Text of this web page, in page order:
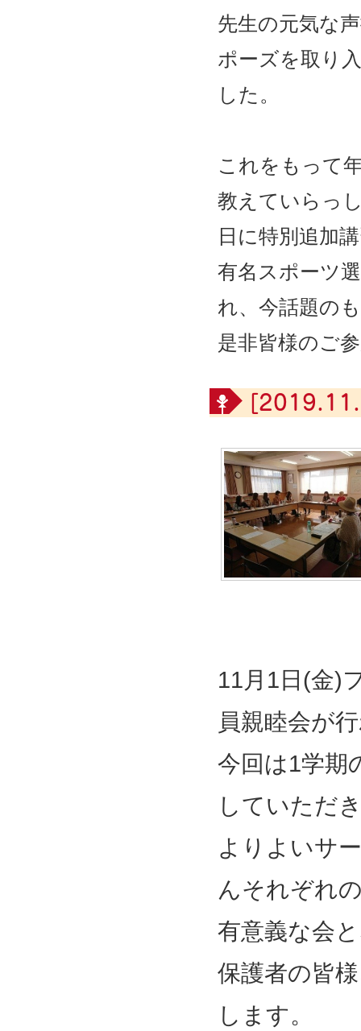
先生の元気な
ポーズを取り
した。
これをもって
教えていらっ
日に特別追加
有名スポーツ
れ、今話題の
是非皆様のご
11月 1日(金)
員親睦会が
今回は1学期
していただ
よりよいサ
んそれぞれ
有意義な会
保護者の皆
します。